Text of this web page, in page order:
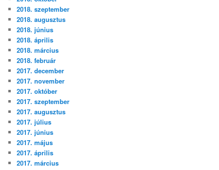
2018. szeptember
2018. augusztus
2018. június
2018. április
2018. március
2018. február
2017. december
2017. november
2017. október
2017. szeptember
2017. augusztus
2017. július
2017. június
2017. május
2017. április
2017. március